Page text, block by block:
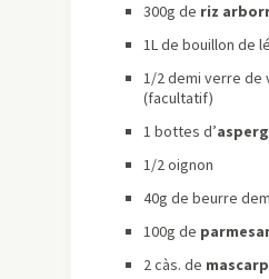
300g de riz
1L de bouillon de
1/2 demi verre de
(facultatif)
1 bottes d’
1/2 oignon
40g de beurre
100g de
2 càs. de